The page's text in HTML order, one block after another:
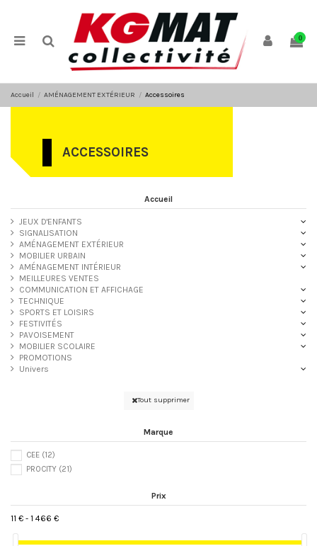
0
Accueil AMÉNAGEMENT EXTÉRIEUR Accessoires
ACCESSOIRES
Accueil
JEUX D'ENFANTS
SIGNALISATION
AMÉNAGEMENT EXTÉRIEUR
MOBILIER URBAIN
AMÉNAGEMENT INTÉRIEUR
MEILLEURES VENTES
COMMUNICATION ET AFFICHAGE
TECHNIQUE
SPORTS ET LOISIRS
FESTIVITÉS
PAVOISEMENT
MOBILIER SCOLAIRE
PROMOTIONS
Univers
Tout supprimer
Marque
CEE (12)
PROCITY (21)
Prix
11 € - 1 466 €